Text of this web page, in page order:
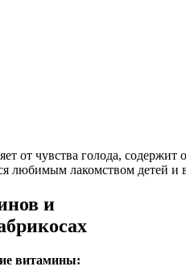
от чувства голода, содержит
любимым лакомством детей и
и
витамины: